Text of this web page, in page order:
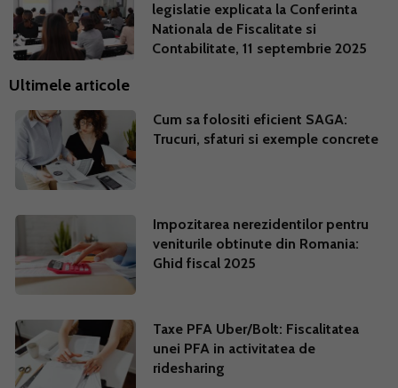
legislatie explicata la Conferinta
Nationala de Fiscalitate si
Contabilitate, 11 septembrie 2025
Ultimele articole
Cum sa folositi eficient SAGA:
Trucuri, sfaturi si exemple concrete
Impozitarea nerezidentilor pentru
veniturile obtinute din Romania:
Ghid fiscal 2025
Taxe PFA Uber/Bolt: Fiscalitatea
unei PFA in activitatea de
ridesharing